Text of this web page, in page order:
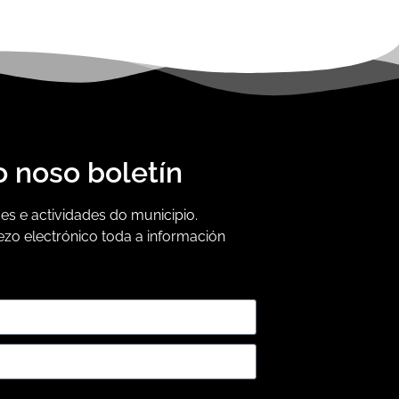
noso boletín
e actividades do municipio.
electrónico toda a información